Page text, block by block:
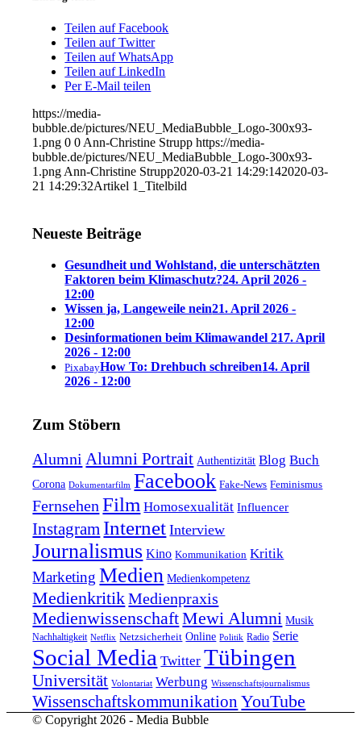
Teilen auf Facebook
Teilen auf Twitter
Teilen auf WhatsApp
Teilen auf LinkedIn
Per E-Mail teilen
https://media-
bubble.de/pictures/NEU_MediaBubble_Logo-300x93-
1.png 0 0 Ann-Christine Strupp https://media-
bubble.de/pictures/NEU_MediaBubble_Logo-300x93-
1.png Ann-Christine Strupp2020-03-21 14:29:142020-03-
21 14:29:32Artikel 1_Titelbild
Neueste Beiträge
Gesundheit und Wohlstand, die unterschätzten
Faktoren beim Klimaschutz?24. April 2026 -
12:00
Wissen ja, Langeweile nein21. April 2026 -
12:00
Desinformationen beim Klimawandel 217. April
2026 - 12:00
PixabayHow To: Drehbuch schreiben14. April
2026 - 12:00
Zum Stöbern
Alumni Alumni Portrait Authentizität Blog Buch
Corona Dokumentarfilm Facebook Fake-News Feminismus
Fernsehen Film Homosexualität Influencer
Instagram Internet Interview
Journalismus Kino Kommunikation Kritik
Marketing Medien Medienkompetenz
Medienkritik Medienpraxis
MedienwissenschaftMewi Alumni Musik
Nachhaltigkeit Netflix Netzsicherheit Online Politik Radio Serie
Social Media Twitter Tübingen
Universität Volontariat Werbung Wissenschaftsjournalismus
Wissenschaftskommunikation YouTube
© Copyright 2026 - Media Bubble